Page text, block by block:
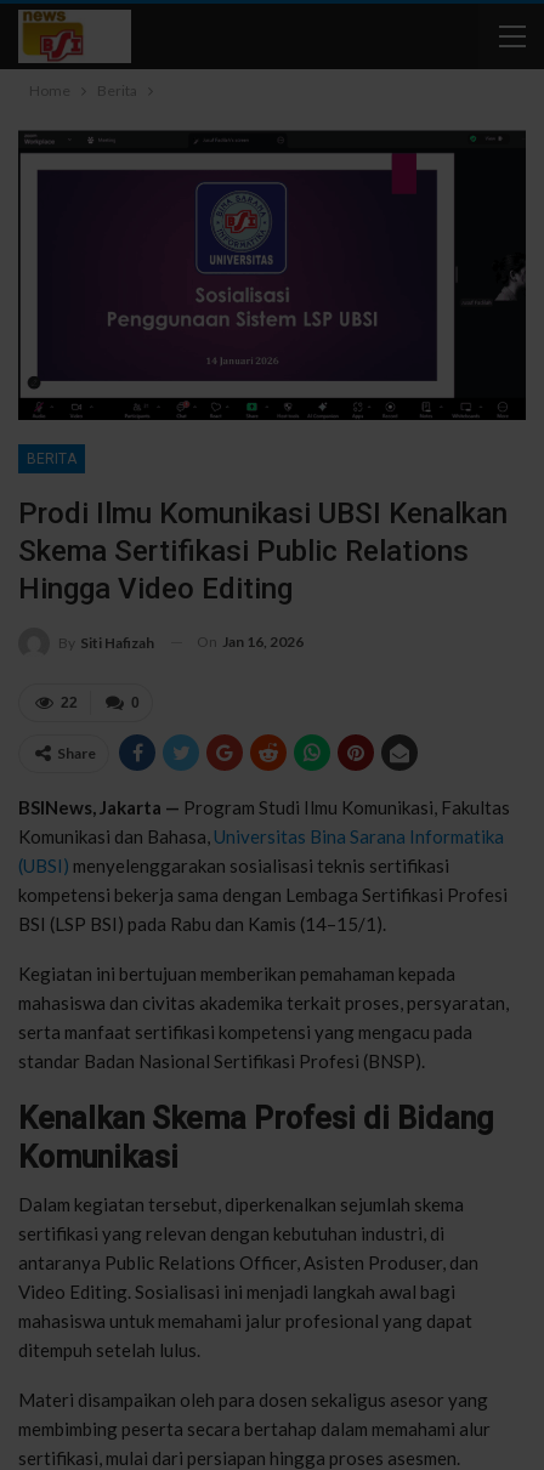
Home Berita
BERITA
Prodi Ilmu Komunikasi UBSI Kenalkan
Skema Sertifikasi Public Relations
Hingga Video Editing
By Siti Hafizah On Jan 16, 2026
0
22
Share
BSINews, Jakarta — Program Studi Ilmu Komunikasi, Fakultas
Komunikasi dan Bahasa, Universitas Bina Sarana Informatika
(UBSI) menyelenggarakan sosialisasi teknis sertifikasi
kompetensi bekerja sama dengan Lembaga Sertifikasi Profesi
BSI (LSP BSI) pada Rabu dan Kamis (14–15/1).
Kegiatan ini bertujuan memberikan pemahaman kepada
mahasiswa dan civitas akademika terkait proses, persyaratan,
serta manfaat sertifikasi kompetensi yang mengacu pada
standar Badan Nasional Sertifikasi Profesi (BNSP).
Kenalkan Skema Profesi di Bidang
Komunikasi
Dalam kegiatan tersebut, diperkenalkan sejumlah skema
sertifikasi yang relevan dengan kebutuhan industri, di
antaranya Public Relations Officer, Asisten Produser, dan
Video Editing. Sosialisasi ini menjadi langkah awal bagi
mahasiswa untuk memahami jalur profesional yang dapat
ditempuh setelah lulus.
Materi disampaikan oleh para dosen sekaligus asesor yang
membimbing peserta secara bertahap dalam memahami alur
sertifikasi, mulai dari persiapan hingga proses asesmen.